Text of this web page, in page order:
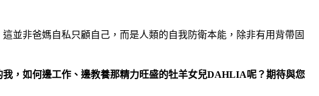
這並非爸媽自私只顧自己，而是人類的自我防衛本能，除非有用背帶固
，如何邊工作、邊教養那精力旺盛的牡羊女兒DAHLIA呢？期待與您